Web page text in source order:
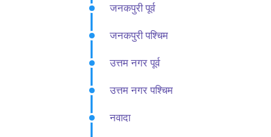
जनकपुरी पूर्व
जनकपुरी पश्चिम
उत्तम नगर पूर्व
उत्तम नगर पश्चिम
नवादा